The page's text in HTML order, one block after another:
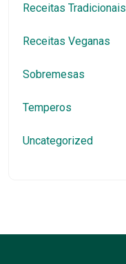
Receitas Tradicionais
Receitas Veganas
Sobremesas
Temperos
Uncategorized